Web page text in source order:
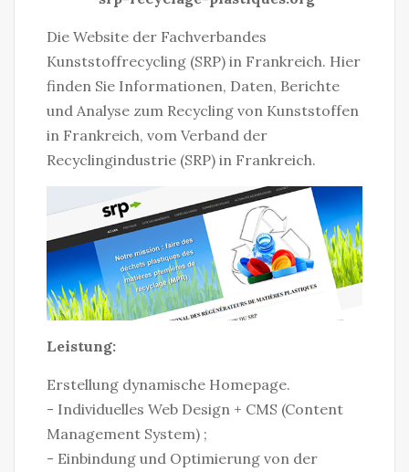
Die Website der Fachverbandes
Kunststoffrecycling (SRP) in Frankreich. Hier
finden Sie Informationen, Daten, Berichte
und Analyse zum Recycling von Kunststoffen
in Frankreich, vom Verband der
Recyclingindustrie (SRP) in Frankreich.
Leistung:
Erstellung dynamische Homepage.
- Individuelles Web Design + CMS (Content
Management System) ;
- Einbindung und Optimierung von der